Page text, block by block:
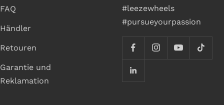
FAQ
Händler
Retouren
Garantie und
Reklamation
#leezewheels
#pursueyourpassion